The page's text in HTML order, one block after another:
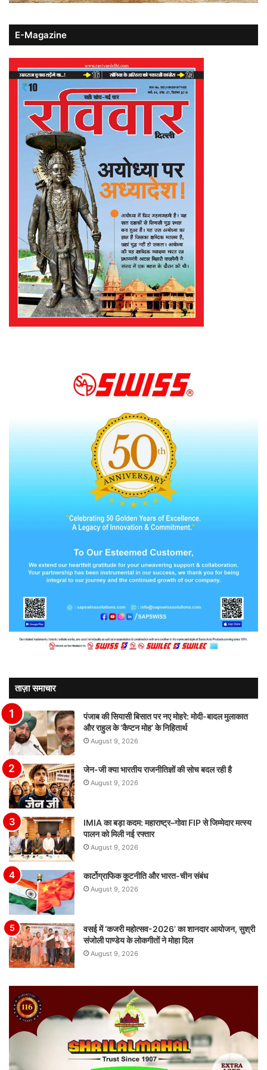
E-Magazine
ताज़ा समाचार
पंजाब की सियासी बिसात पर नए मोहरे: मोदी-बादल मुलाकात
और राहुल के ‘कैप्टन मोह’ के निहितार्थ
August 9, 2026
जेन-जी क्या भारतीय राजनीतिज्ञों की सोच बदल रही है
August 9, 2026
IMIA का बड़ा कदम: महाराष्ट्र–गोवा FIP से जिम्मेदार मत्स्य
पालन को मिली नई रफ्तार
August 9, 2026
कार्टोग्राफिक कूटनीति और भारत-चीन संबंध
August 9, 2026
वसई में ‘कजरी महोत्सव-2026’ का शानदार आयोजन, सुश्री
संजोली पाण्डेय के लोकगीतों ने मोहा दिल
August 9, 2026